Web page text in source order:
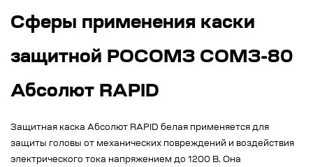
Сферы применения каски
защитной РОСОМЗ СОМЗ-80
Абсолют RAPID
Защитная каска Абсолют RAPID белая применяется для
защиты головы от механических повреждений и воздействия
электрического тока напряжением до 1200 В. Она